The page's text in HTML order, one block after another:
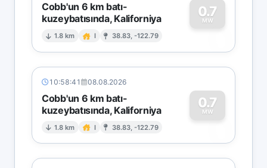
Cobb'un 6 km batı-
kuzeybatısında, Kaliforniya
1.8 km I 38.83, -122.79
0.7
MW
0
10:58:41 08.08.2026
Cobb'un 6 km batı-
kuzeybatısında, Kaliforniya
1.8 km I 38.83, -122.79
0.7
MW
0